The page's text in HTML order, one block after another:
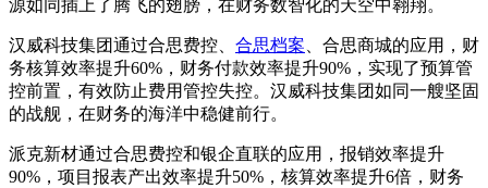
源如同插上了腾飞的翅膀，在财务数智化的天空中翱翔。
汉威科技集团通过合思费控、 合思档案、合思商城的应用，财
务核算效率提升60%，财务付款效率提升90%，实现了预算管
控前置，有效防止费用管控失控。汉威科技集团如同一艘坚固
的战舰，在财务的海洋中稳健前行。
派克新材通过合思费控和银企直联的应用，报销效率提升
90%，项目报表产出效率提升50%，核算效率提升6倍，财务